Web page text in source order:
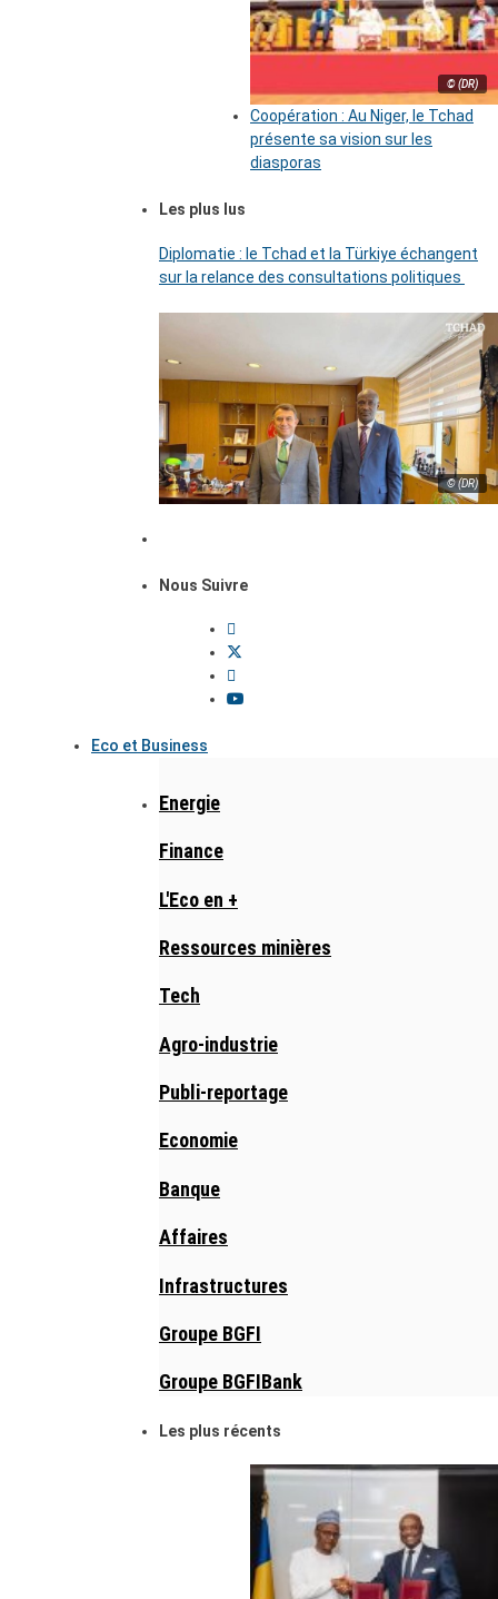
© (DR)
Coopération : Au Niger, le Tchad
présente sa vision sur les
diasporas
Les plus lus
Diplomatie : le Tchad et la Türkiye échangent
sur la relance des consultations politiques
© (DR)
Nous Suivre
Eco et Business
Energie
Finance
L'Eco en +
Ressources minières
Tech
Agro-industrie
Publi-reportage
Economie
Banque
Affaires
Infrastructures
Groupe BGFI
Groupe BGFIBank
Les plus récents